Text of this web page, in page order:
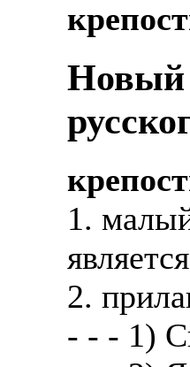
Новый
1.
2.
- - - 1)